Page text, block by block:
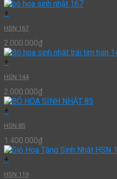
+
HSN 167
2.000.000₫
+
HSN 144
2.000.000₫
+
HSN 85
1.400.000₫
+
HSN 119